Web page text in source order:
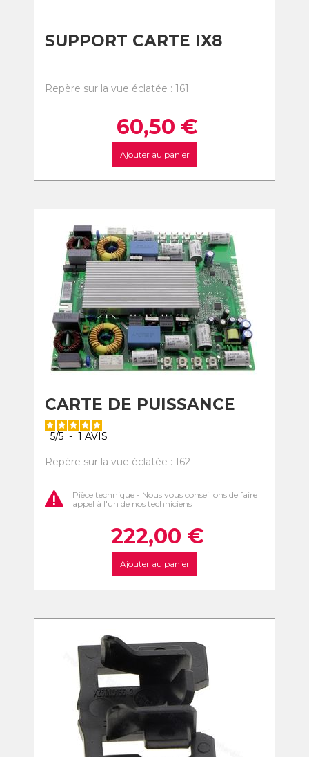
SUPPORT CARTE IX8
Repère sur la vue éclatée : 161
60,50 €
Ajouter au panier
CARTE DE PUISSANCE
5/5 - 1 AVIS
Repère sur la vue éclatée : 162
Pièce technique - Nous vous conseillons de faire
appel à l'un de nos techniciens
222,00 €
Ajouter au panier